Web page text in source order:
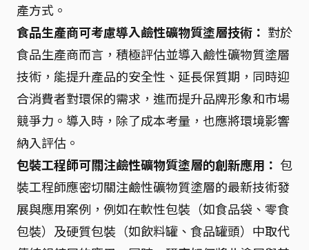
產方式。
食品生產商可考慮導入鹼性礦物質塗層技術： 對於
食品生產商而言，積極評估並導入鹼性礦物質塗層
技術，能提升產品的安全性、延長保質期，同時迎
合消費者對環保的需求，進而提升品牌形象和市場
競爭力。導入時，除了成本考量，也應將環境影響
納入評估。
包裝工程師可關注鹼性礦物質塗層的創新應用： 包
裝工程師應密切關注鹼性礦物質塗層的最新技術發
展與應用案例，例如在軟性包裝（如食品袋、零食
包裝）及硬質包裝（如飲料罐、食品罐頭）中取代